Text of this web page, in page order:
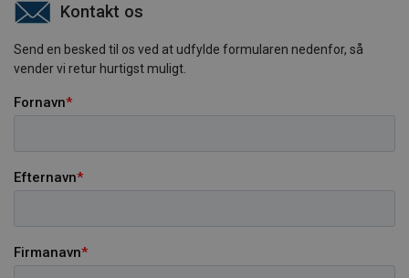
Kontakt os
Send en besked til os ved at udfylde formularen nedenfor, så
vender vi retur hurtigst muligt.